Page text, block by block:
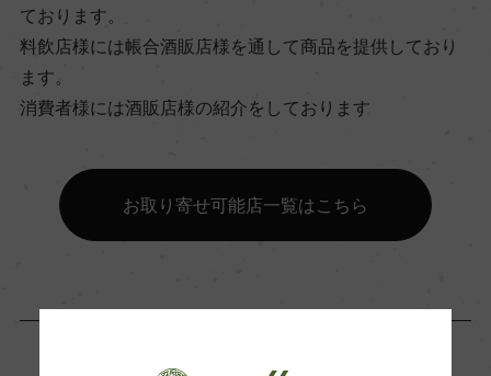
ー
コンクール入賞歴
海外ワイン専門誌評価歴
ております。
料飲店様には帳合酒販店様を通して商品を提供しており
ます。
消費者様には酒販店様の紹介をしております
お取り寄せ可能店一覧はこちら